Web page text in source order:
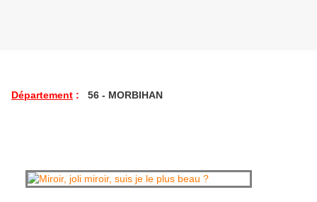
Département : 56 - MORBIHAN